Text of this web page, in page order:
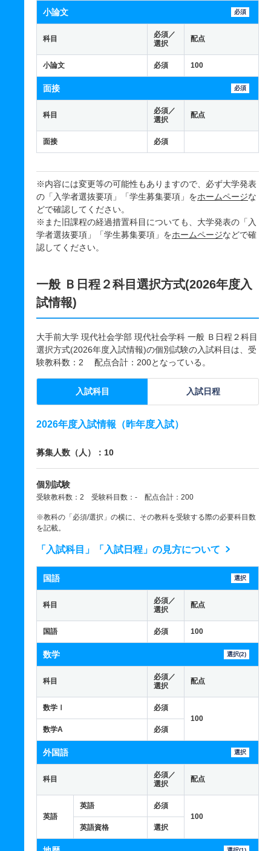
小論文 必須
科目
必須／
選択
配点
小論文 必須 100
面接 必須
科目
必須／
選択
配点
面接 必須
※内容には変更等の可能性もありますので、必ず大学発表
の「入学者選抜要項」「学生募集要項」をホームページな
どで確認してください。
※また旧課程の経過措置科目についても、大学発表の「入
学者選抜要項」「学生募集要項」をホームページなどで確
認してください。
一般 Ｂ日程２科目選択方式(2026年度入
試情報)
大手前大学 現代社会学部 現代社会学科 一般 Ｂ日程２科目
選択方式(2026年度入試情報)の個別試験の入試科目は、受
験教科数：2 配点合計：200となっている。
入試科目 入試日程
2026年度入試情報（昨年度入試）
募集人数（人）：10
個別試験
受験教科数：2 受験科目数：- 配点合計：200
※教科の「必須/選択」の横に、その教科を受験する際の必要科目数
を記載。
「入試科目」「入試日程」の見方について
国語 選択
科目
必須／
選択
配点
国語 必須 100
数学 選択(2)
科目
必須／
選択
配点
数学Ⅰ
必須
100
数学A
必須
外国語 選択
科目
必須／
選択
配点
英語
英語
必須
100
英語資格
選択